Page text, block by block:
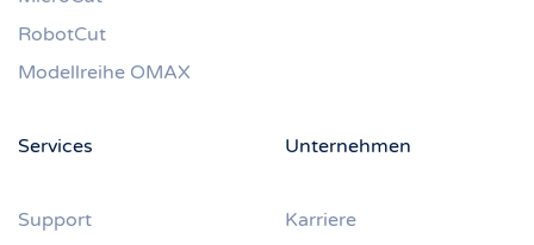
RobotCut
Modellreihe OMAX
Services
Support
Unternehmen
Karriere